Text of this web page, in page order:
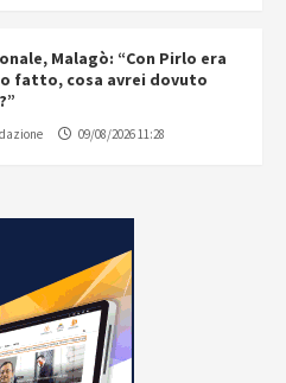
Malagò: “Con Pirlo era
fatto, cosa avrei dovuto
09/08/2026 11:28